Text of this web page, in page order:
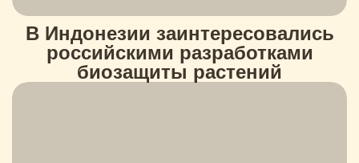
В Индонезии заинтересовались
российскими разработками
биозащиты растений